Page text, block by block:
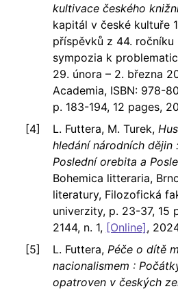
kultivace českého
kapitál v české kultuře
příspěvků z 44.
sympozia k
29. února – 2. března
Academia, ISBN: 978-
p. 183-194, 12 pages,
L. Futtera, M. Turek,
hledání národních
Poslední orebita a
Bohemica litteraria,
literatury, Filozofická
univerzity, p. 23-37, 15
2144, n. 1, [Online],
L. Futtera, Péče o dítě
nacionalismem :
opatroven v českých